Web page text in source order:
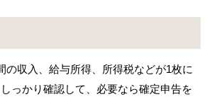
の収入、給与所得、所得税などが1枚に
っかり確認して、必要なら確定申告を